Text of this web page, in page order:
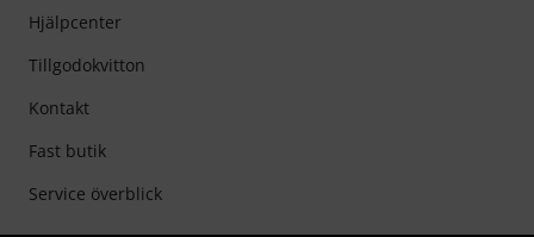
Hjälpcenter
Tillgodokvitton
Kontakt
Fast butik
Service överblick